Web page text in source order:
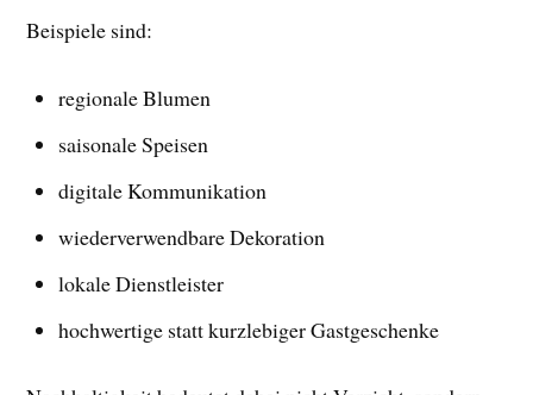
Beispiele sind:
regionale Blumen
saisonale Speisen
digitale Kommunikation
wiederverwendbare Dekoration
lokale Dienstleister
hochwertige statt kurzlebiger Gastgeschenke